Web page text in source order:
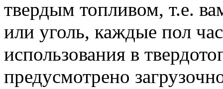
твердым топливом, т.е.
или уголь, каждые пол
использования в
предусмотрено